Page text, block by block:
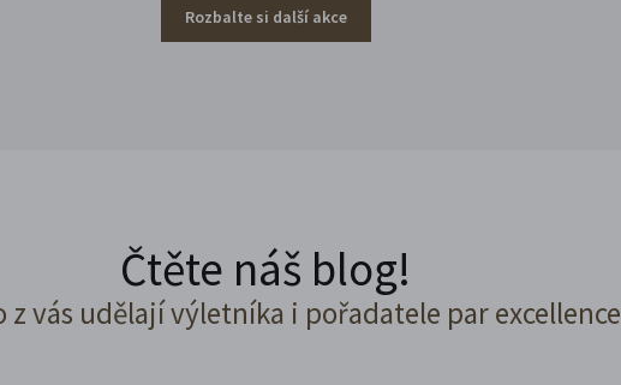
Rozbalte si další akce
Čtěte náš blog!
z vás udělají výletníka i pořadatele par excellence